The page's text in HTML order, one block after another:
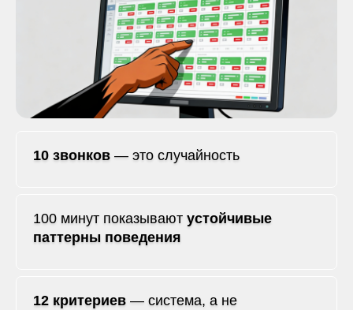
10 звонков — это случайность
100 минут показывают устойчивые
паттерны поведения
12 критериев — система, а не